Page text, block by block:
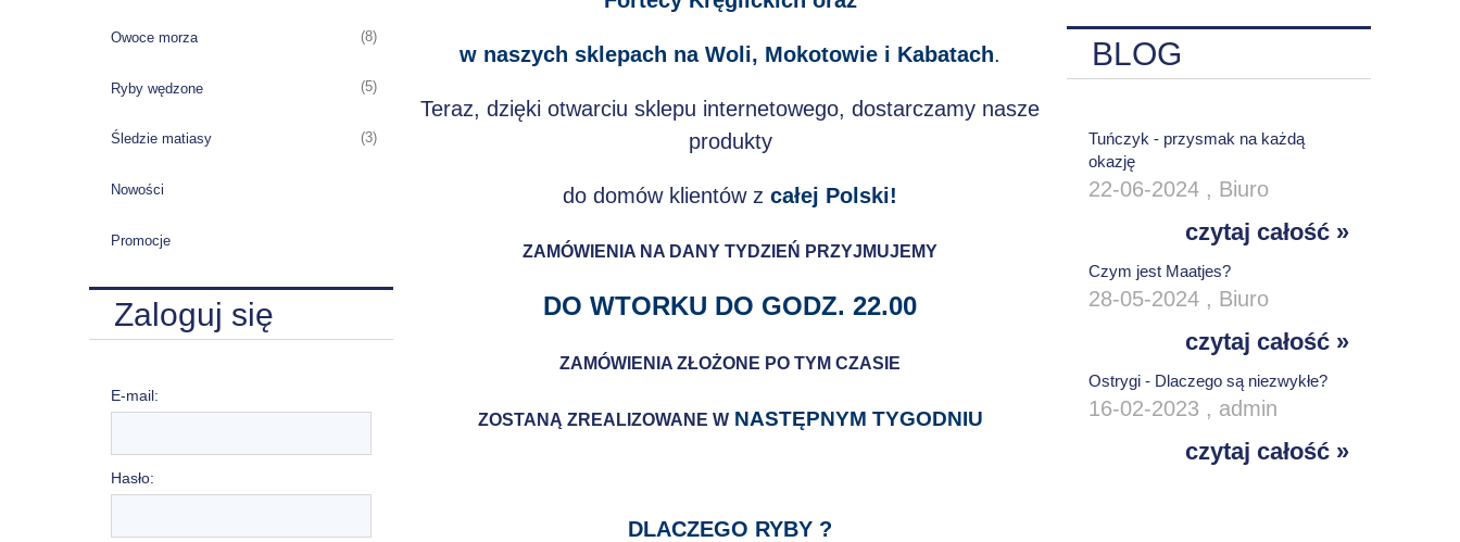
Owoce morza (8)
Ryby wędzone (5)
Śledzie matiasy (3)
Nowości
Promocje
Zaloguj się
E-mail:
Hasło:
w naszych sklepach na Woli, Mokotowie i Kabatach.
Teraz, dzięki otwarciu sklepu internetowego, dostarczamy nasze
produkty
do domów klientów z całej Polski!
ZAMÓWIENIA NA DANY TYDZIEŃ PRZYJMUJEMY
DO WTORKU DO GODZ. 22.00
ZAMÓWIENIA ZŁOŻONE PO TYM CZASIE
ZOSTANĄ ZREALIZOWANE W NASTĘPNYM TYGODNIU
DLACZEGO RYBY ?
BLOG
Tuńczyk - przysmak na każdą
okazję
22-06-2024 , Biuro
czytaj całość »
Czym jest Maatjes?
28-05-2024 , Biuro
czytaj całość »
Ostrygi - Dlaczego są niezwykłe?
16-02-2023 , admin
czytaj całość »